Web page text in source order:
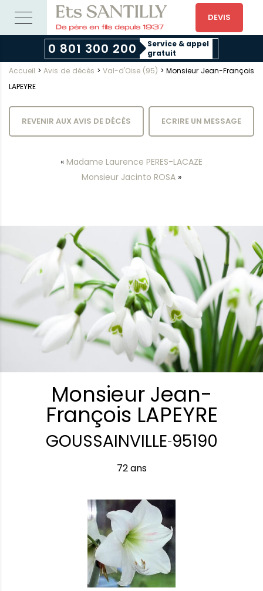
DEVIS
0 801 300 200
Service & appel
gratuit
Accueil > Avis de décès > Val-d'Oise (95) > Monsieur Jean-François
LAPEYRE
REVENIR AUX AVIS DE DÉCÈS ECRIRE UN MESSAGE
« Madame Laurence PERES-LACAZE
Monsieur Jacinto ROSA »
Monsieur Jean-
François LAPEYRE
GOUSSAINVILLE-95190
72 ans